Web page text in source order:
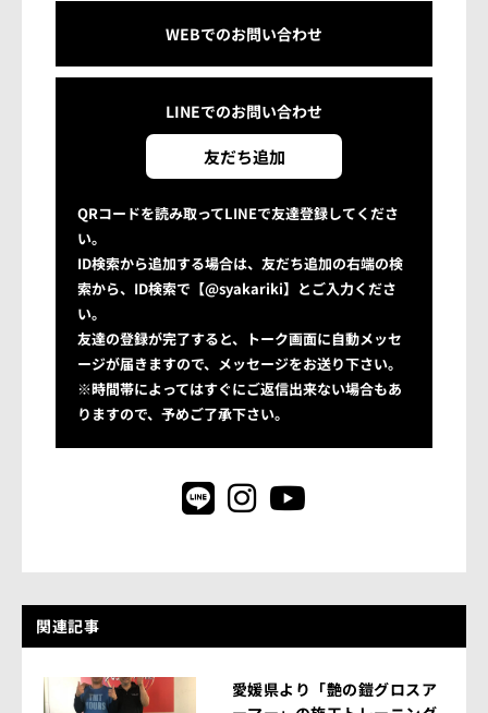
WEBでのお問い合わせ
LINEでのお問い合わせ
友だち追加
QRコードを読み取ってLINEで友達登録してくださ
い。
ID検索から追加する場合は、友だち追加の右端の検
索から、ID検索で【@syakariki】とご入力くださ
い。
友達の登録が完了すると、トーク画面に自動メッセ
ージが届きますので、メッセージをお送り下さい。
※時間帯によってはすぐにご返信出来ない場合もあ
りますので、予めご了承下さい。
関連記事
愛媛県より「艶の鎧グロスア